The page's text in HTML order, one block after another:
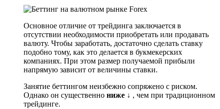
Основное отличие от трейдинга заключается в
отсутствии необходимости приобретать или продавать
валюту. Чтобы заработать, достаточно сделать ставку
подобно тому, как это делается в букмекерских
компаниях. При этом размер получаемой прибыли
напрямую зависит от величины ставки.
Занятие беттингом неизбежно сопряжено с риском.
Однако он существенно ниже ↓ , чем при традиционном
трейдинге.